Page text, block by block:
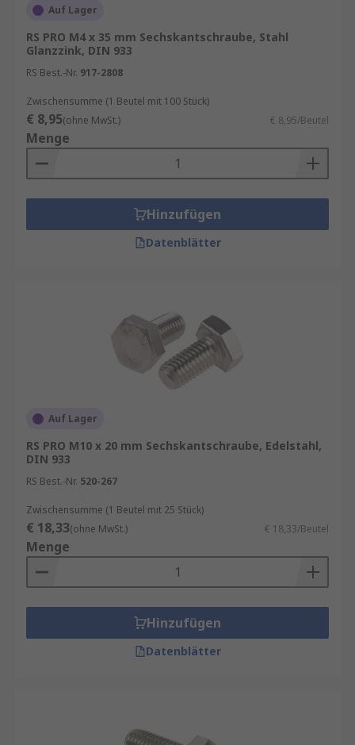
Auf Lager
RS PRO M4 x 35 mm Sechskantschraube, Stahl
Glanzzink, DIN 933
RS Best.-Nr. 917-2808
Zwischensumme (1 Beutel mit 100 Stück)
€ 8,95(ohne MwSt.) € 8,95/Beutel
Menge
Hinzufügen
Datenblätter
Auf Lager
RS PRO M10 x 20 mm Sechskantschraube, Edelstahl,
DIN 933
RS Best.-Nr. 520-267
Zwischensumme (1 Beutel mit 25 Stück)
€ 18,33(ohne MwSt.) € 18,33/Beutel
Menge
Hinzufügen
Datenblätter